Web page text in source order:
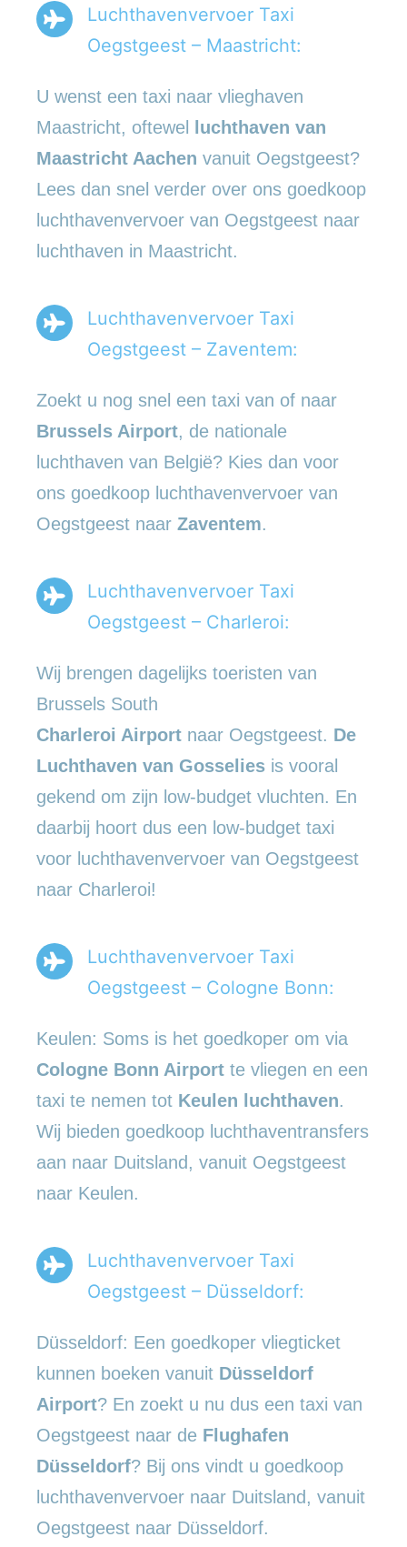
Luchthavenvervoer Taxi
Oegstgeest – Maastricht:
U wenst een taxi naar vlieghaven
Maastricht, oftewel
luchthaven van
Maastricht Aachen vanuit Oegstgeest?
Lees dan snel verder over ons goedkoop
luchthavenvervoer van Oegstgeest naar
luchthaven in Maastricht.
Luchthavenvervoer Taxi
Oegstgeest – Zaventem:
Zoekt u nog snel een taxi van of naar
Brussels Airport, de nationale
luchthaven van België? Kies dan voor
ons goedkoop luchthavenvervoer van
Oegstgeest naar Zaventem.
Luchthavenvervoer Taxi
Oegstgeest – Charleroi:
Wij brengen dagelijks toeristen van
Brussels South
Charleroi Airport naar Oegstgeest. De
Luchthaven van Gosselies is vooral
gekend om zijn low-budget vluchten. En
daarbij hoort dus een low-budget taxi
voor luchthavenvervoer van Oegstgeest
naar Charleroi!
Luchthavenvervoer Taxi
Oegstgeest – Cologne Bonn:
Keulen: Soms is het goedkoper om via
Cologne Bonn Airport te vliegen en een
taxi te nemen tot Keulen luchthaven.
Wij bieden goedkoop luchthaventransfers
aan naar Duitsland, vanuit Oegstgeest
naar Keulen.
Luchthavenvervoer Taxi
Oegstgeest – Düsseldorf:
Düsseldorf: Een goedkoper vliegticket
kunnen boeken vanuit Düsseldorf
Airport? En zoekt u nu dus een taxi van
Oegstgeest naar de Flughafen
Düsseldorf? Bij ons vindt u goedkoop
luchthavenvervoer naar Duitsland, vanuit
Oegstgeest naar Düsseldorf.